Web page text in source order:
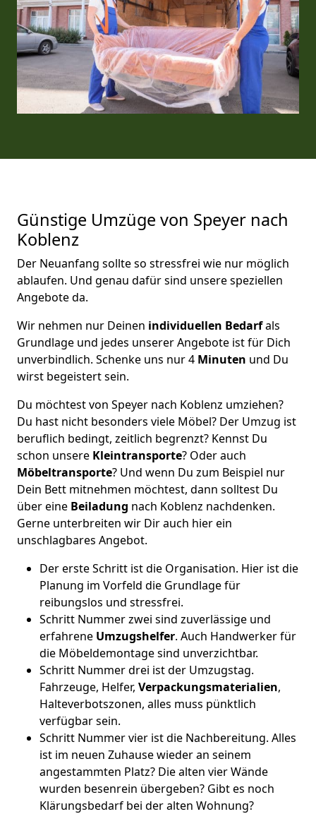
Günstige Umzüge von Speyer nach
Koblenz
Der Neuanfang sollte so stressfrei wie nur möglich
ablaufen. Und genau dafür sind unsere speziellen
Angebote da.
Wir nehmen nur Deinen individuellen Bedarfals
Grundlage und jedes unserer Angebote ist für Dich
unverbindlich. Schenke uns nur 4 Minuten und Du
wirst begeistert sein.
Du möchtest von Speyer nach Koblenz umziehen?
Du hast nicht besonders viele Möbel? Der Umzug ist
beruflich bedingt, zeitlich begrenzt? Kennst Du
schon unsere Kleintransporte? Oder auch
Möbeltransporte? Und wenn Du zum Beispiel nur
Dein Bett mitnehmen möchtest, dann solltest Du
über eine Beiladung nach Koblenz nachdenken.
Gerne unterbreiten wir Dir auch hier ein
unschlagbares Angebot.
Der erste Schritt ist die Organisation. Hier ist die
Planung im Vorfeld die Grundlage für
reibungslos und stressfrei.
Schritt Nummer zwei sind zuverlässige und
erfahrene Umzugshelfer. Auch Handwerker für
die Möbeldemontage sind unverzichtbar.
Schritt Nummer drei ist der Umzugstag.
Fahrzeuge, Helfer, Verpackungsmaterialien,
Halteverbotszonen, alles muss pünktlich
verfügbar sein.
Schritt Nummer vier ist die Nachbereitung. Alles
ist im neuen Zuhause wieder an seinem
angestammten Platz? Die alten vier Wände
wurden besenrein übergeben? Gibt es noch
Klärungsbedarf bei der alten Wohnung?